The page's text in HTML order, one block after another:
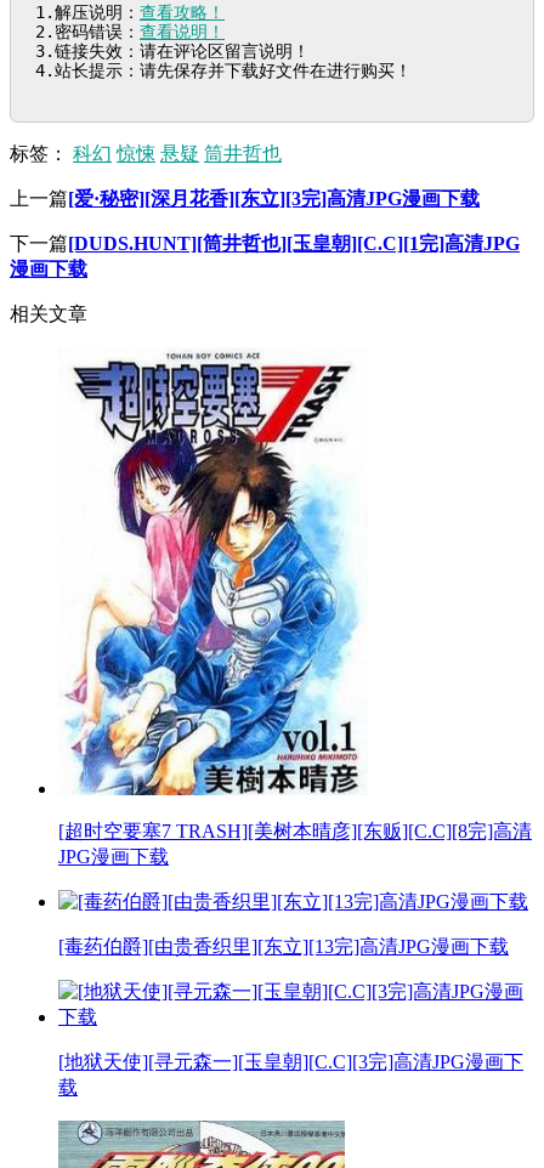
1.解压说明： 查看攻略！
2.密码错误： 查看说明！
3.链接失效：请在评论区留言说明！
4.站长提示：请先保存并下载好文件在进行购买！
标签： 科幻 惊悚 悬疑 筒井哲也
上一篇[爱·秘密][深月花香][东立][3完]高清JPG漫画下载
下一篇[DUDS.HUNT][筒井哲也][玉皇朝][C.C][1完]高清JPG
漫画下载
相关文章
[超时空要塞7 TRASH][美树本晴彦][东贩][C.C][8完]高清
JPG漫画下载
[毒药伯爵][由贵香织里][东立][13完]高清JPG漫画下载
[地狱天使][寻元森一][玉皇朝][C.C][3完]高清JPG漫画下
载